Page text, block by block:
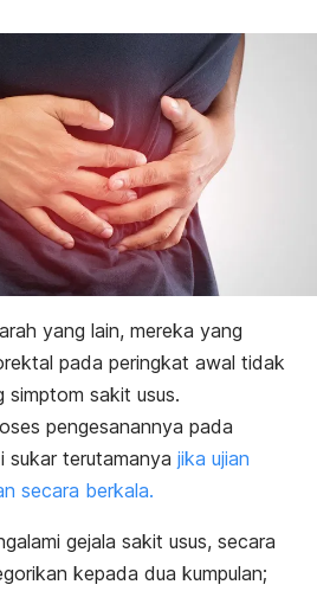
yang lain, mereka yang
pada peringkat awal tidak
simptom sakit usus.
pengesanannya pada
sukar terutamanya jika ujian
secara berkala.
gejala sakit usus, secara
kepada dua kumpulan;